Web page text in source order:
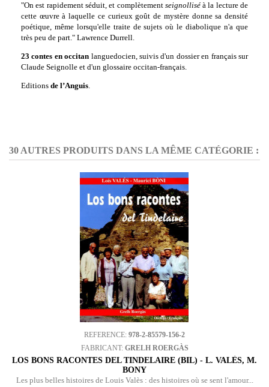
"On est rapidement séduit, et complètement seignolliséà la lecture de
cette œuvre à laquelle ce curieux goût de mystère donne sa densité
poétique, même lorsqu'elle traite de sujets où le diabolique n'a que
très peu de part." Lawrence Durrell.
23 contes en occitan languedocien, suivis d'un dossier en français sur
Claude Seignolle et d'un glossaire occitan-français.
Editions de l’Anguis.
30 AUTRES PRODUITS DANS LA MÊME CATÉGORIE :
REFERENCE: 978-2-85579-156-2
FABRICANT: GRELH ROERGÀS
LOS BONS RACONTES DEL TINDELAIRE (BIL) - L. VALÈS, M.
BONY
Les plus belles histoires de Louis Valès : des histoires où se sent l'amour...